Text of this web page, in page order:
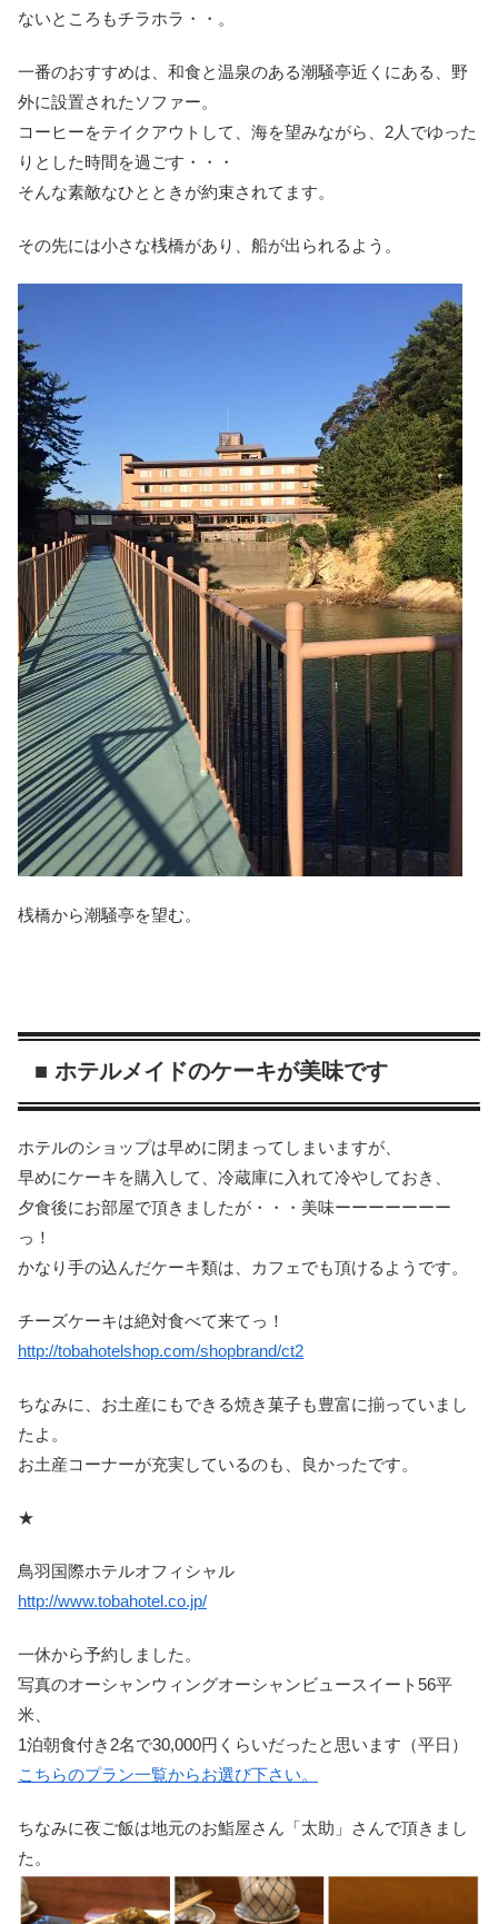
ないところもチラホラ・・。
一番のおすすめは、和食と温泉のある潮騒亭近くにある、野
外に設置されたソファー。
コーヒーをテイクアウトして、海を望みながら、2人でゆった
りとした時間を過ごす・・・
そんな素敵なひとときが約束されてます。
その先には小さな桟橋があり、船が出られるよう。
桟橋から潮騒亭を望む。
■ ホテルメイドのケーキが美味です
ホテルのショップは早めに閉まってしまいますが、
早めにケーキを購入して、冷蔵庫に入れて冷やしておき、
夕食後にお部屋で頂きましたが・・・美味ーーーーーーー
っ！
かなり手の込んだケーキ類は、カフェでも頂けるようです。
チーズケーキは絶対食べて来てっ！
http://tobahotelshop.com/shopbrand/ct2
ちなみに、お土産にもできる焼き菓子も豊富に揃っていまし
たよ。
お土産コーナーが充実しているのも、良かったです。
★
鳥羽国際ホテルオフィシャル
http://www.tobahotel.co.jp/
一休から予約しました。
写真のオーシャンウィングオーシャンビュースイート56平
米、
1泊朝食付き2名で30,000円くらいだったと思います（平日）
こちらのプラン一覧からお選び下さい。
ちなみに夜ご飯は地元のお鮨屋さん「太助」さんで頂きまし
た。